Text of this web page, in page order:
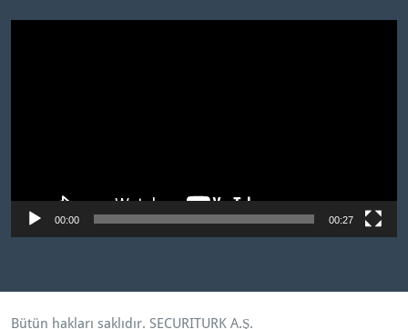
00:00 00:27
Bütün hakları saklıdır. SECURITURK A.Ş.